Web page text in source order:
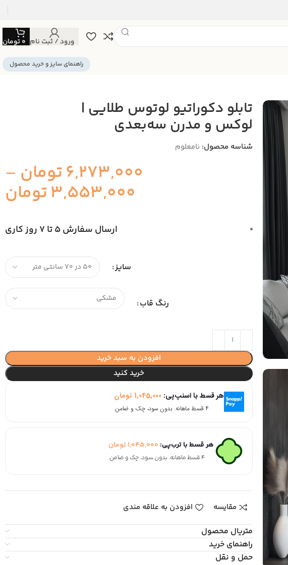
ورود / ثبت نام 0تومان
راهنمای سایز و خرید محصول
تابلو دکوراتیو لوتوس طلایی |
لوکس و مدرن سه‌بعدی
شناسه محصول: نامعلوم
6,273,000تومان –
3,553,000تومان
ارسال سفارش 5 تا 7 روز کاری
سایز
رنگ قاب
افزودن به سبد خرید
خرید کنید
هر قسط با اسنپ‌پی:1,045,000 تومان
۴ قسط ماهانه. بدون سود، چک و ضامن.
هر قسط با ترب‌پی: 1,045,000تومان
۴ قسط ماهانه. بدون سود، چک و ضامن.
مقایسه افزودن به علاقه مندی
متریال محصول
راهنمای خرید
حمل و نقل